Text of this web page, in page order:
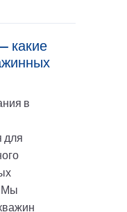
какие
в
для
Мы